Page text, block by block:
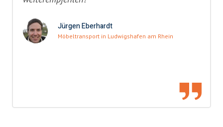
Jürgen Eberhardt
Möbeltransport in Ludwigshafen am Rhein